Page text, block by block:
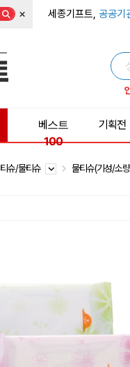
× 세종기프트, 공공기
베스트
100
기획전
티슈/물티슈 물티슈(기성/소